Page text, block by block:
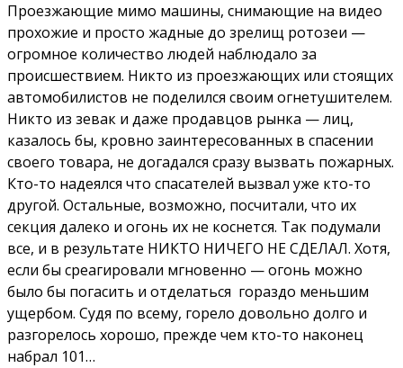
Проезжающие мимо машины, снимающие на видео
прохожие и просто жадные до зрелищ ротозеи —
огромное количество людей наблюдало за
происшествием. Никто из проезжающих или стоящих
автомобилистов не поделился своим огнетушителем.
Никто из зевак и даже продавцов рынка — лиц,
казалось бы, кровно заинтересованных в спасении
своего товара, не догадался сразу вызвать пожарных.
Кто-то надеялся что спасателей вызвал уже кто-то
другой. Остальные, возможно, посчитали, что их
секция далеко и огонь их не коснется. Так подумали
все, и в результате НИКТО НИЧЕГО НЕ СДЕЛАЛ. Хотя,
если бы среагировали мгновенно — огонь можно
было бы погасить и отделаться гораздо меньшим
ущербом. Судя по всему, горело довольно долго и
разгорелось хорошо, прежде чем кто-то наконец
набрал 101…